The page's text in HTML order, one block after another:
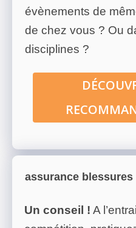
évènements de
de chez vous ? Ou
disciplines ?
assurance blessures
Un conseil ! A